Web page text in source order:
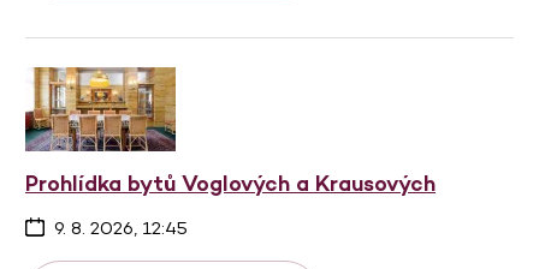
Prohlídka bytů Voglových a Krausových
9. 8. 2026, 12:45